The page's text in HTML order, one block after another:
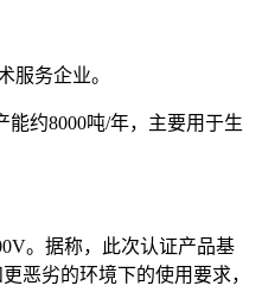
服务企业。
约8000吨/年，主要用于生
。据称，此次认证产品基
恶劣的环境下的使用要求，